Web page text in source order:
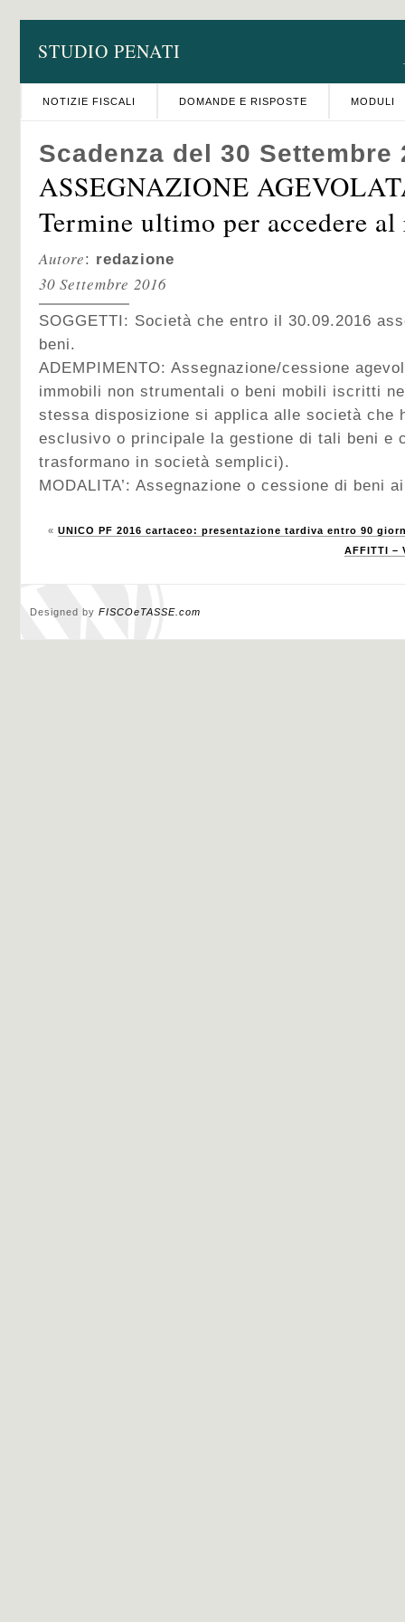
STUDIO PENATI
NOTIZIE FISCALI DOMANDE E RISPOSTE MODULI
Scadenza del 30 Settembre
ASSEGNAZIONE
Termine ultimo per accedere
Autore: redazione
30 Settembre 2016
SOGGETTI: Società che entro il 30.09.2016
beni.
ADEMPIMENTO: Assegnazione/cessione
immobili non strumentali o beni mobili iscritti
stessa disposizione si applica alle società che
esclusivo o principale la gestione di tali beni e
trasformano in società semplici).
MODALITA’: Assegnazione o cessione di beni
« UNICO PF 2016 cartaceo: presentazione tardiva entro 90
AFFITTI –
Designed by FISCOeTASSE.com